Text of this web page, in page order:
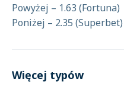
Powyżej – 1.63 (Fortuna)
Poniżej – 2.35 (Superbet)
Więcej typów